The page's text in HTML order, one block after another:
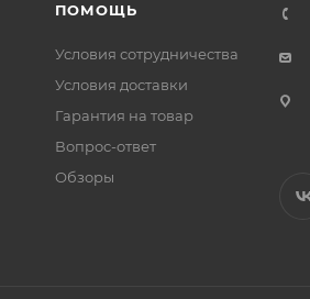
ПОМОЩЬ
Условия сотрудничества
Условия доставки
Гарантия на товар
Вопрос-ответ
Обзоры